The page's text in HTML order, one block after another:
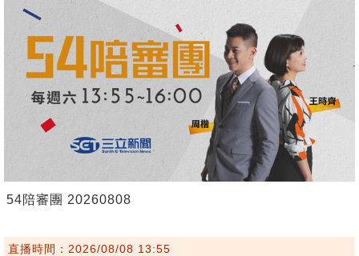
54陪審團 20260808
直播時間：2026/08/08 13:55